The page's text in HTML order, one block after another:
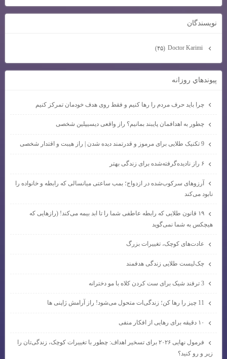
نويسندگان
(۴۵)
پيوندهاي روزانه
چرا باید حرف مردم را رها کنیم و فقط روی هدف خودمان تمرکز کنیم
چطور به اهدافمان پایبند بمانیم؟ راز واقعی دیسیپلین شخصی
9 تکنیک طلایی برای مرموز و قدرتمند دیده شدن | راز هیبت و اقتدار شخصی
۶ راز نادیده‌گرفته‌شده برای زندگی بهتر
آرزوهای سرکوب‌شده در ازدواج؛ بمب ساعتی میانسالی که رابطه و خانواده را
نابود می‌کند
۱۹ قانون طلایی که رابطه عاطفی شما را تا ابد بیمه می‌کند! (رازهایی که
هیچکس به شما نمی‌گوید
عادت‌های کوچک، تغییرات بزرگ
چک‌لیست طلایی زندگی هدفمند
3 ترفند شیک برای ست کردن کلاه با مو دخترانه
11 چیز را رها کن؛ زندگی‌ات متحول می‌شود! راز آرامش ژاپنی ها
۱۰ دقیقه برای رهایی از افکار منفی
فرمول نهایی ۲۰۲۶ برای تسخیر اهداف: چطور با تغییرات کوچک، زندگی‌تان را
زیر و رو کنید؟